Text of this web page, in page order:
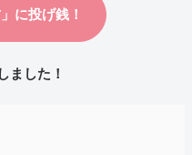
ました！